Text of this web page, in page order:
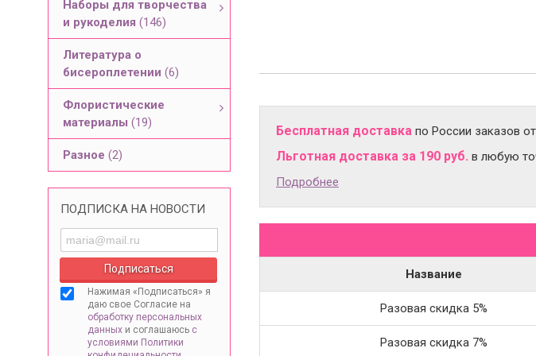
Наборы для творчества
и рукоделия (146)
Литература о
бисероплетении (6)
Флористические
материалы (19)
Разное (2)
ПОДПИСКА НА НОВОСТИ
Нажимая «Подписаться» я
даю свое Согласие на
обработку персональных
данных и соглашаюсь с
условиями Политики
Бесплатная доставка по России заказов от
Льготная доставка за 190 руб. в любую
Подробнее
Название
Разовая скидка 5%
Разовая скидка 7%